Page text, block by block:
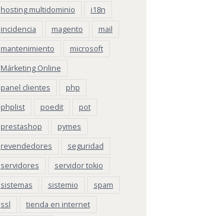
hosting multidominio
i18n
incidencia
magento
mail
mantenimiento
microsoft
Márketing Online
panel clientes
php
phplist
poedit
pot
prestashop
pymes
revendedores
seguridad
servidores
servidor tokio
sistemas
sistemio
spam
ssl
tienda en internet